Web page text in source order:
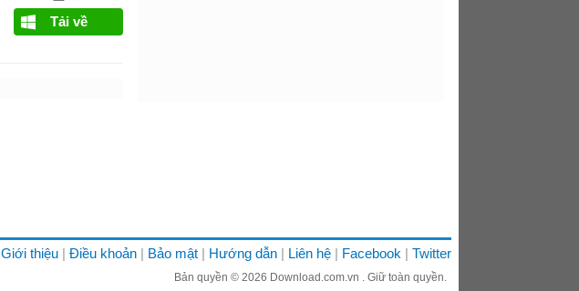
Tải về
Giới thiệu Điều khoản Bảo mật Hướng dẫn Liên hệ Facebook Twitter
Bản quyền © 2026 Download.com.vn . Giữ toàn quyền.